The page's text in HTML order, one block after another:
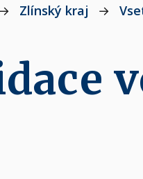
→ Zlínský kraj →